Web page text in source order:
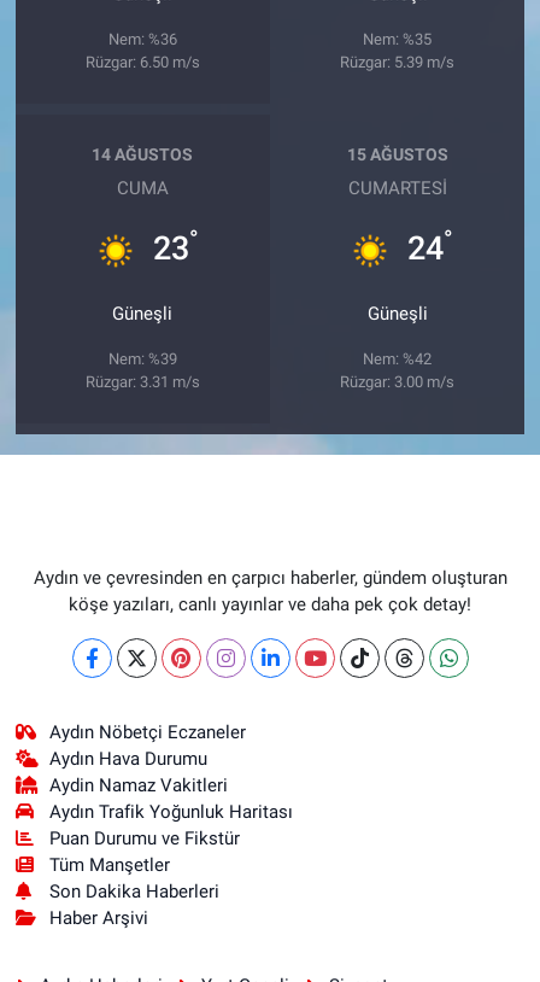
Nem: %36
Rüzgar: 6.50 m/s
Nem: %35
Rüzgar: 5.39 m/s
14 AĞUSTOS
CUMA
23°
Güneşli
Nem: %39
Rüzgar: 3.31 m/s
15 AĞUSTOS
CUMARTESI
24°
Güneşli
Nem: %42
Rüzgar: 3.00 m/s
Aydın ve çevresinden en çarpıcı haberler, gündem oluşturan
köşe yazıları, canlı yayınlar ve daha pek çok detay!
Aydın Nöbetçi Eczaneler
Aydın Hava Durumu
Aydin Namaz Vakitleri
Aydın Trafik Yoğunluk Haritası
Puan Durumu ve Fikstür
Tüm Manşetler
Son Dakika Haberleri
Haber Arşivi